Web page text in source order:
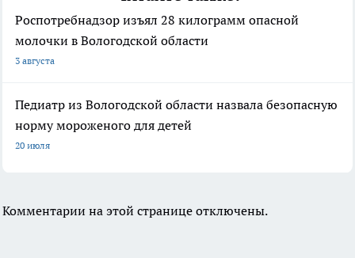
Роспотребнадзор изъял 28 килограмм опасной
молочки в Вологодской области
3 августа
Педиатр из Вологодской области назвала безопасную
норму мороженого для детей
20 июля
Комментарии на этой странице отключены.